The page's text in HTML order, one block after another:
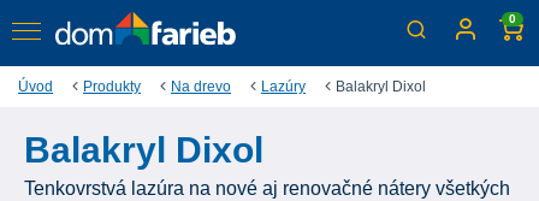
0
Úvod Produkty Na drevo Lazúry Balakryl Dixol
Balakryl Dixol
Tenkovrstvá lazúra na nové aj renovačné nátery všetkých